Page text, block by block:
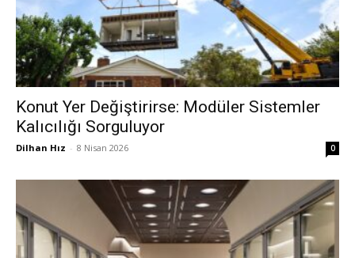
Konut Yer Değiştirirse: Modüler Sistemler
Kalıcılığı Sorguluyor
Dilhan Hız - 8 Nisan 2026 0